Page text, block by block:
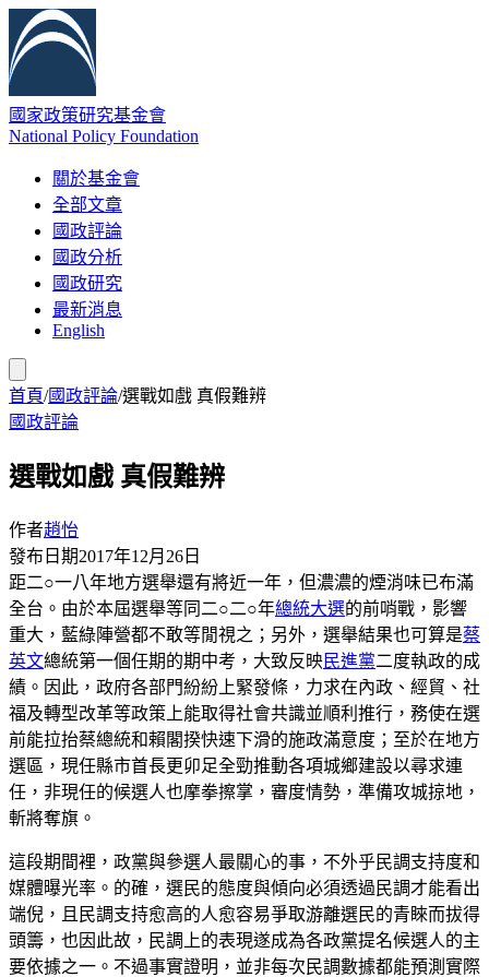
國家政策研究基金會
National Policy Foundation
關於基金會
全部文章
國政評論
國政分析
國政研究
最新消息
English
首頁/國政評論/選戰如戲 真假難辨
國政評論
選戰如戲 真假難辨
作者趙怡
發布日期2017年12月26日
距二○一八年地方選舉還有將近一年，但濃濃的煙消味已布滿
全台。由於本屆選舉等同二○二○年總統大選的前哨戰，影響
重大，藍綠陣營都不敢等閒視之；另外，選舉結果也可算是蔡
英文總統第一個任期的期中考，大致反映民進黨二度執政的成
績。因此，政府各部門紛紛上緊發條，力求在內政、經貿、社
福及轉型改革等政策上能取得社會共識並順利推行，務使在選
前能拉抬蔡總統和賴閣揆快速下滑的施政滿意度；至於在地方
選區，現任縣市首長更卯足全勁推動各項城鄉建設以尋求連
任，非現任的候選人也摩拳擦掌，審度情勢，準備攻城掠地，
斬將奪旗。
這段期間裡，政黨與參選人最關心的事，不外乎民調支持度和
媒體曝光率。的確，選民的態度與傾向必須透過民調才能看出
端倪，且民調支持愈高的人愈容易爭取游離選民的青睞而拔得
頭籌，也因此故，民調上的表現遂成為各政黨提名候選人的主
要依據之一。不過事實證明，並非每次民調數據都能預測實際